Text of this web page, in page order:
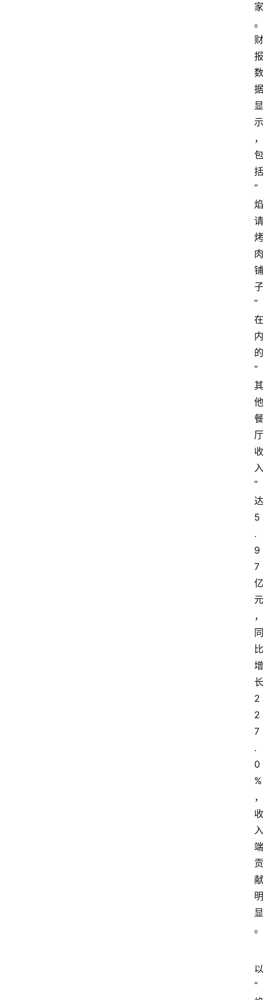
家
。
财
报
数
据
显
示
，
包
括
“
焰
请
烤
肉
铺
子
”
在
内
的
“
其
他
餐
厅
收
入
”
达
5
.
9
7
亿
元
，
同
比
增
长
2
2
7
.
0
%
，
收
入
端
贡
献
明
显
。
以
“